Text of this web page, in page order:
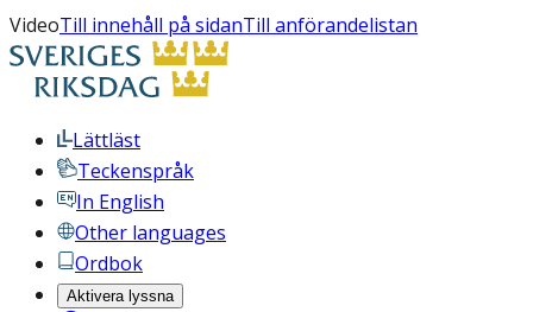
VideoTill innehåll på sidanTill anförandelistan
Lättläst
Teckenspråk
In English
Other languages
Ordbok
Aktivera lyssna